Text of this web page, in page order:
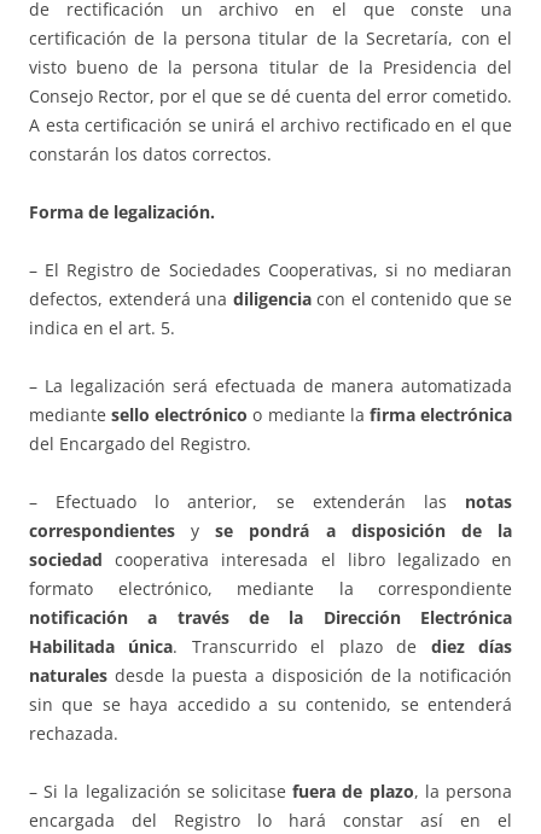
de rectificación un archivo en el que conste una
certificación de la persona titular de la Secretaría, con el
visto bueno de la persona titular de la Presidencia del
Consejo Rector, por el que se dé cuenta del error cometido.
A esta certificación se unirá el archivo rectificado en el que
constarán los datos correctos.
Forma de legalización.
– El Registro de Sociedades Cooperativas, si no mediaran
defectos, extenderá una diligenciacon el contenido que se
indica en el art. 5.
– La legalización será efectuada de manera automatizada
mediantesello electrónico o mediante la firma electrónica
del Encargado del Registro.
– Efectuado lo anterior, se extenderán las notas
correspondientes yse pondrá a disposición de la
sociedad cooperativa interesada el libro legalizado en
formato electrónico, mediante la correspondiente
notificación a través de la Dirección Electrónica
Habilitada única. Transcurrido el plazo de diez días
naturales desde la puesta a disposición de la notificación
sin que se haya accedido a su contenido, se entenderá
rechazada.
– Si la legalización se solicitasefuera de plazo, la persona
encargada del Registro lo hará constar así en el